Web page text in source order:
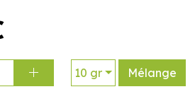
10 gr Mélange